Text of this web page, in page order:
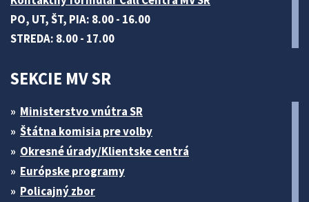
PO, UT, ŠT, PIA: 8.00 - 16.00
STREDA: 8.00 - 17.00
SEKCIE MV SR
Ministerstvo vnútra SR
Štátna komisia pre volby
Okresné úrady/Klientske centrá
Európske programy
Policajný zbor